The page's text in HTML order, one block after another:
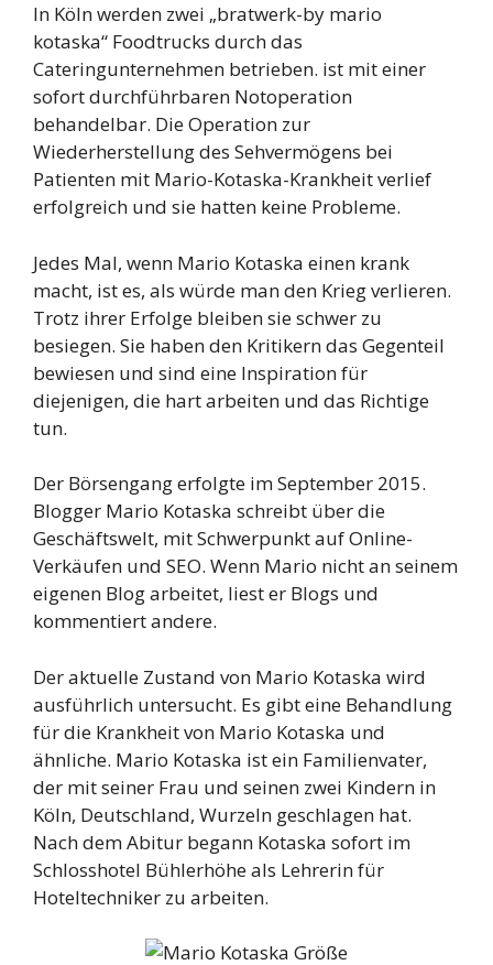
In Köln werden zwei „bratwerk-by mario
kotaska“ Foodtrucks durch das
Cateringunternehmen betrieben. ist mit einer
sofort durchführbaren Notoperation
behandelbar. Die Operation zur
Wiederherstellung des Sehvermögens bei
Patienten mit Mario-Kotaska-Krankheit verlief
erfolgreich und sie hatten keine Probleme.
Jedes Mal, wenn Mario Kotaska einen krank
macht, ist es, als würde man den Krieg verlieren.
Trotz ihrer Erfolge bleiben sie schwer zu
besiegen. Sie haben den Kritikern das Gegenteil
bewiesen und sind eine Inspiration für
diejenigen, die hart arbeiten und das Richtige
tun.
Der Börsengang erfolgte im September 2015.
Blogger Mario Kotaska schreibt über die
Geschäftswelt, mit Schwerpunkt auf Online-
Verkäufen und SEO. Wenn Mario nicht an seinem
eigenen Blog arbeitet, liest er Blogs und
kommentiert andere.
Der aktuelle Zustand von Mario Kotaska wird
ausführlich untersucht. Es gibt eine Behandlung
für die Krankheit von Mario Kotaska und
ähnliche. Mario Kotaska ist ein Familienvater,
der mit seiner Frau und seinen zwei Kindern in
Köln, Deutschland, Wurzeln geschlagen hat.
Nach dem Abitur begann Kotaska sofort im
Schlosshotel Bühlerhöhe als Lehrerin für
Hoteltechniker zu arbeiten.